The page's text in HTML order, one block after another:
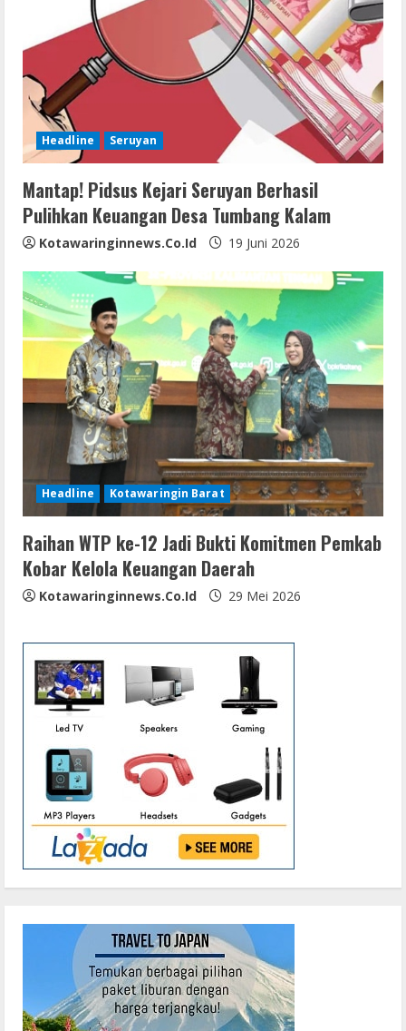
Headline Seruyan
Mantap! Pidsus Kejari Seruyan Berhasil
Pulihkan Keuangan Desa Tumbang Kalam
Kotawaringinnews.co.id 19 Juni 2026
Headline Kotawaringin Barat
Raihan WTP ke-12 Jadi Bukti Komitmen Pemkab
Kobar Kelola Keuangan Daerah
Kotawaringinnews.co.id 29 Mei 2026